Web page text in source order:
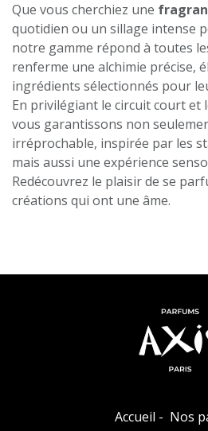
Que vous cherchiez une
quotidien ou un sillage intense
notre gamme répond à toutes
renferme une alchimie précise,
ingrédients sélectionnés pour
En privilégiant le circuit court et
vous garantissons non
irréprochable, inspirée par les
mais aussi une expérience
Redécouvrez le plaisir de se
créations qui ont une âme.
Accueil - Nos